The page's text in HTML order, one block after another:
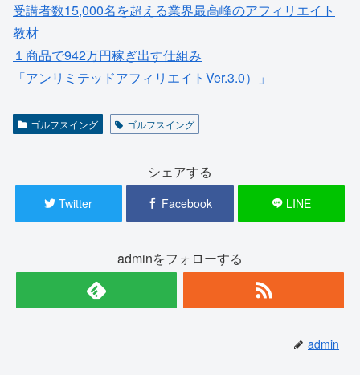
受講者数15,000名を超える業界最高峰のアフィリエイト
教材
１商品で942万円稼ぎ出す仕組み
「アンリミテッドアフィリエイトVer.3.0）」
ゴルフスイング ゴルフスイング
シェアする
Twitter Facebook LINE
adminをフォローする
admin